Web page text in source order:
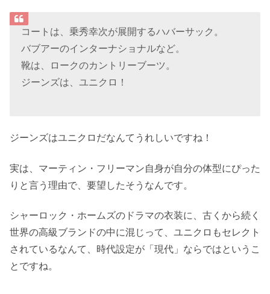
コートは、乗秀幸次が展開するハバーサック。
バブアーのインターナショナルなど。
靴は、ロークのカントリーブーツ。
ジーンズは、ユニクロ！
ジーンズはユニクロだなんてうれしいですね！
実は、マーティン・フリーマン自身が自分の体型にぴった
りと言う理由で、要望したそうなんです。
シャーロック・ホームズのドラマの衣装に、古くから続く
世界の高級ブランドの中に混じって、ユニクロもセレクト
されているなんて、時代設定が「現代」ならではというこ
とですね。